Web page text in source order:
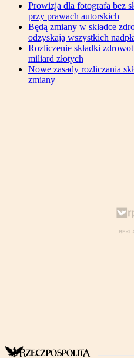
Prowizja dla fotografa bez
przy prawach autorskich
Będą zmiany w składce
odzyskają wszystkich
Rozliczenie składki
miliard złotych
Nowe zasady rozliczania
zmiany